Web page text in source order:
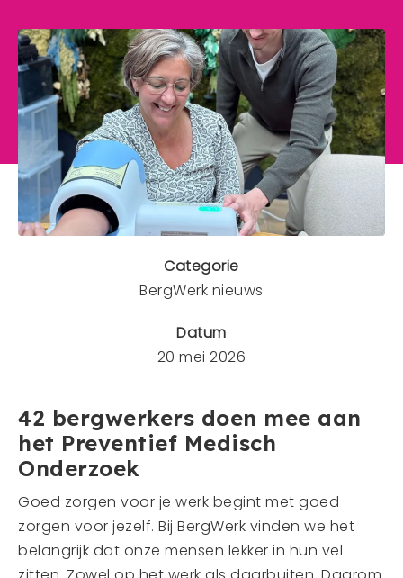
Mens en dier
Veelgestelde vragenContact
CONTACT
0341 - 45 33 09
info@bergwerk.nu
Categorie
BergWerk nieuws
Datum
20 mei 2026
42 bergwerkers doen mee aan
het Preventief Medisch
Onderzoek
Goed zorgen voor je werk begint met goed
zorgen voor jezelf. Bij BergWerk vinden we het
belangrijk dat onze mensen lekker in hun vel